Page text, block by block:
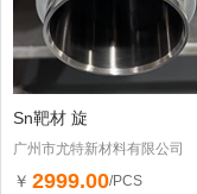
Sn靶材 旋
广州市尤特新材料有限公司
￥ 2999.00/PCS